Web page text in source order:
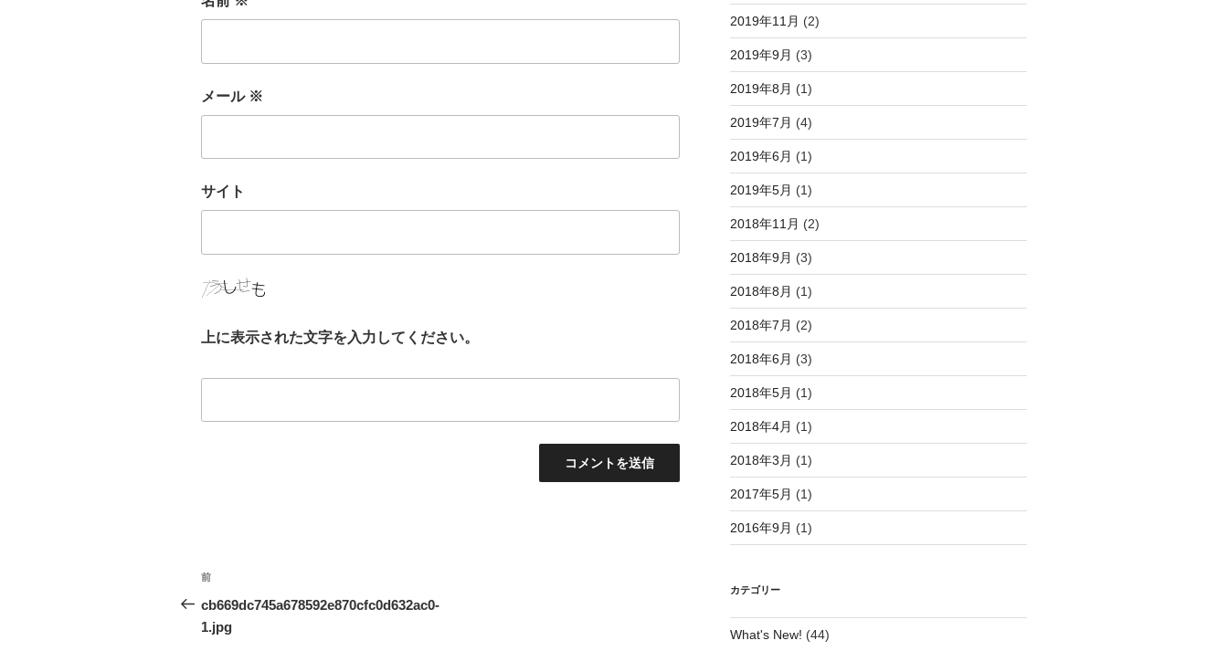
メール ※
サイト
上に表示された文字を入力してください。
投
稿
ナ
前
の
投
前
cb669dc745a678592e870cfc0d632ac0-
1.jpg
2019年11月 (2)
2019年9月 (3)
2019年8月 (1)
2019年7月 (4)
2019年6月 (1)
2019年5月 (1)
2018年11月 (2)
2018年9月 (3)
2018年8月 (1)
2018年7月 (2)
2018年6月 (3)
2018年5月 (1)
2018年4月 (1)
2018年3月 (1)
2017年5月 (1)
2016年9月 (1)
カテゴリー
What's New! (44)